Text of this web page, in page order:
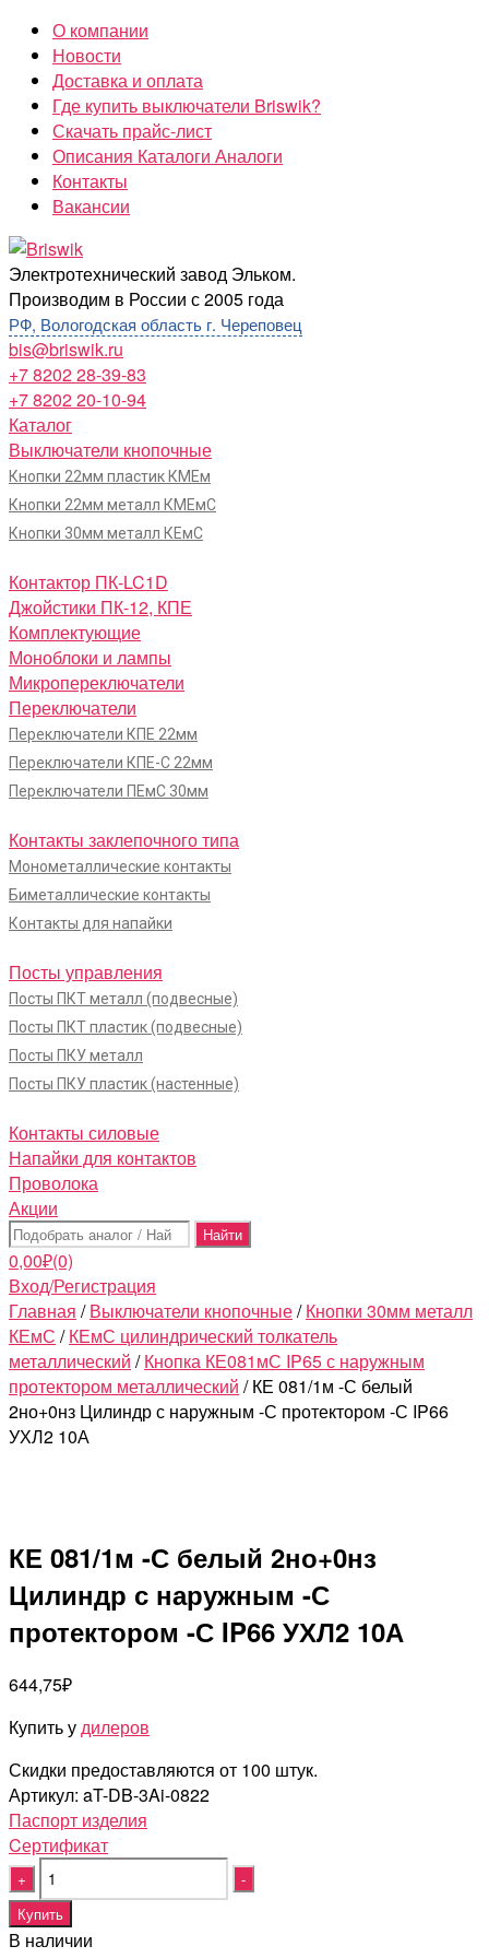
Перейти
содержимому
О компании
Новости
Доставка и оплата
Где купить выключатели Briswik?
Скачать прайс-лист
Описания Каталоги Аналоги
Контакты
Вакансии
Briswik
Электротехнический завод Эльком.
Производим в России с 2005 года
РФ, Вологодская область г. Череповец
bis@briswik.ru
+7 8202 28-39-83
+7 8202 20-10-94
Каталог
Выключатели кнопочные
Кнопки 22мм пластик КМЕм
Кнопки 22мм металл КМЕмС
Кнопки 30мм металл КЕмС
Контактор ПК-LC1D
Джойстики ПК-12, КПЕ
Комплектующие
Моноблоки и лампы
Микропереключатели
Переключатели
Переключатели КПЕ 22мм
Переключатели КПЕ-С 22мм
Переключатели ПЕмС 30мм
Контакты заклепочного типа
Монометаллические контакты
Биметаллические контакты
Контакты для напайки
Посты управления
Посты ПКТ металл (подвесные)
Посты ПКТ пластик (подвесные)
Посты ПКУ металл
Посты ПКУ пластик (настенные)
Контакты силовые
Напайки для контактов
Проволока
Акции
Поиск:
0,00₽(0)
Вход/Регистрация
Главная /Выключатели кнопочные/Кнопки 30мм металл
КЕмС /КЕмС цилиндрический толкатель
металлический /Кнопка КЕ081мС IP65 с наружным
протектором металлический / КЕ 081/1м -С белый
2но+0нз Цилиндр с наружным -С протектором -С IP66
УХЛ2 10А
КЕ 081/1м -С белый 2но+0нз
Цилиндр с наружным -С
протектором -С IP66 УХЛ2 10А
644,75₽
Купить удилеров
Скидки предоставляются от 100 штук.
Артикул: aT-DB-3Ai-0822
Паспорт изделия
Cертификат
Quantity
Купить
В наличии